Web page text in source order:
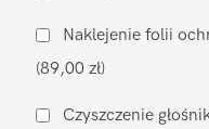
zamiennik
Apple
iPhone
Naklejenie folii
(89,00 zł)
Czyszczenie